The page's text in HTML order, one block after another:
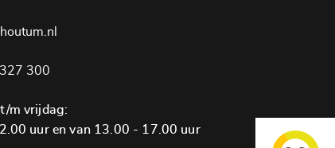
300
m vrijdag:
uur en van 13.00 - 17.00 uur